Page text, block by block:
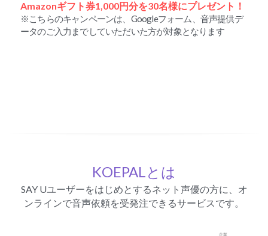
Amazonギフト券1,000円分を30名様にプレゼント！
※こちらのキャンペーンは、Googleフォーム、音声提供デ
ータのご入力までしていただいた方が対象となります
KOEPALとは
SAY Uユーザーをはじめとするネット声優の方に、オ
ンラインで音声依頼を受発注できるサービスです。